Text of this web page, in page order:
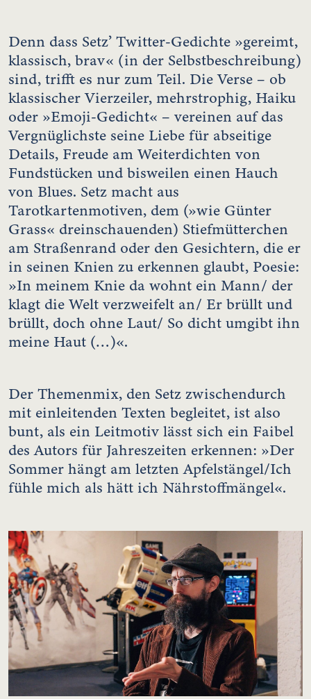
Denn dass Setz’ Twitter-Gedichte »gereimt,
klassisch, brav« (in der Selbstbeschreibung)
sind, trifft es nur zum Teil. Die Verse – ob
klassischer Vierzeiler, mehrstrophig, Haiku
oder »Emoji-Gedicht« – vereinen auf das
Vergnüglichste seine Liebe für abseitige
Details, Freude am Weiterdichten von
Fundstücken und bisweilen einen Hauch
von Blues. Setz macht aus
Tarotkartenmotiven, dem (»wie Günter
Grass« dreinschauenden) Stiefmütterchen
am Straßenrand oder den Gesichtern, die er
in seinen Knien zu erkennen glaubt, Poesie:
»In meinem Knie da wohnt ein Mann/ der
klagt die Welt verzweifelt an/ Er brüllt und
brüllt, doch ohne Laut/ So dicht umgibt ihn
meine Haut (…)«.
Der Themenmix, den Setz zwischendurch
mit einleitenden Texten begleitet, ist also
bunt, als ein Leitmotiv lässt sich ein Faibel
des Autors für Jahreszeiten erkennen: »Der
Sommer hängt am letzten Apfelstängel/Ich
fühle mich als hätt ich Nährstoffmängel«.